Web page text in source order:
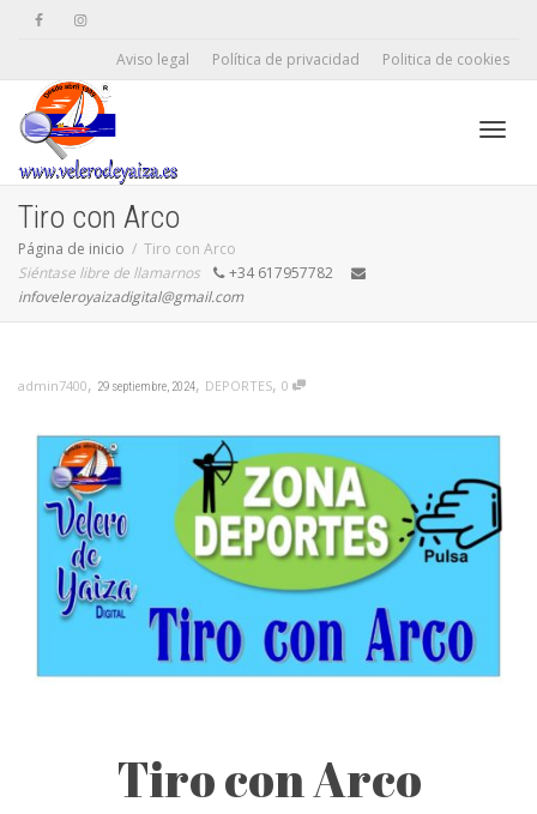
Aviso legal Política de privacidad Politica de cookies
Tiro con Arco
Página de inicio
Tiro con Arco
Siéntase libre de llamarnos
+34 617957782
infoveleroyaizadigital@gmail.com
admin7400, 29 septiembre, 2024, DEPORTES, 0
Tiro con Arco